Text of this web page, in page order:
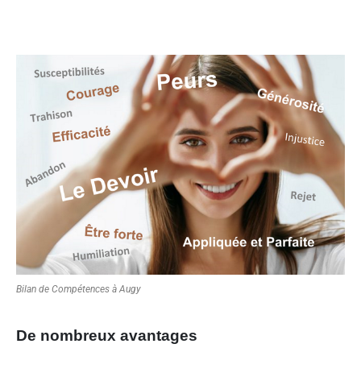
Bilan de Compétences à Augy
De nombreux avantages